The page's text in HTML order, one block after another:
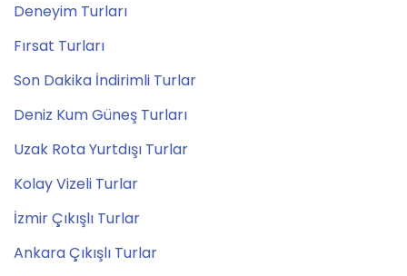
Deneyim Turları
Fırsat Turları
Son Dakika İndirimli Turlar
Deniz Kum Güneş Turları
Uzak Rota Yurtdışı Turlar
Kolay Vizeli Turlar
İzmir Çıkışlı Turlar
Ankara Çıkışlı Turlar